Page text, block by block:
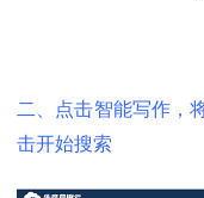
二、点击智能写作，
击开始搜索